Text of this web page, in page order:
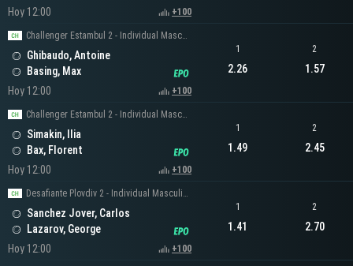
Hoy 12:00
+100
Challenger Estambul 2 - Individual Masculino
Ghibaudo, Antoine
Basing, Max
Hoy 12:00
+100
1
2.26
2
1.57
Challenger Estambul 2 - Individual Masculino
Simakin, Ilia
Bax, Florent
Hoy 12:00
+100
1
1.49
2
2.45
Desafiante Plovdiv 2 - Individual Masculino
Sanchez Jover, Carlos
Lazarov, George
Hoy 12:00
+100
1
1.41
2
2.70